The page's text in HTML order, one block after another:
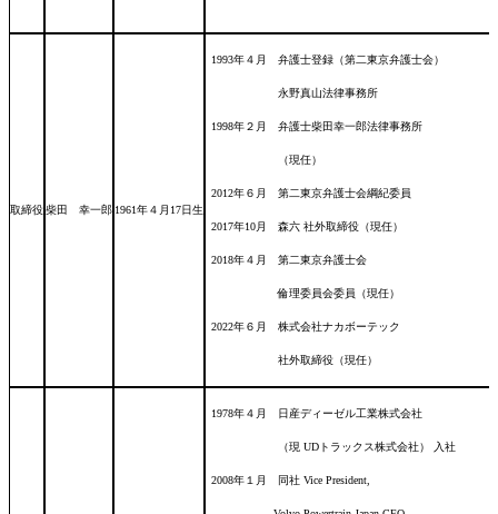
取締役柴田 幸一郎 1961年４月17日生
1993年４月 弁護士登録（第二東京弁護士会）
永野真山法律事務所
1998年２月 弁護士柴田幸一郎法律事務所
（現任）
2012年６月 第二東京弁護士会綱紀委員
2017年10月 森六 社外取締役（現任）
2018年４月 第二東京弁護士会
倫理委員会委員（現任）
2022年６月 株式会社ナカボーテック
社外取締役（現任）
1978年４月 日産ディーゼル工業株式会社
（現 UDトラックス株式会社） 入社
2008年１月 同社 Vice President,